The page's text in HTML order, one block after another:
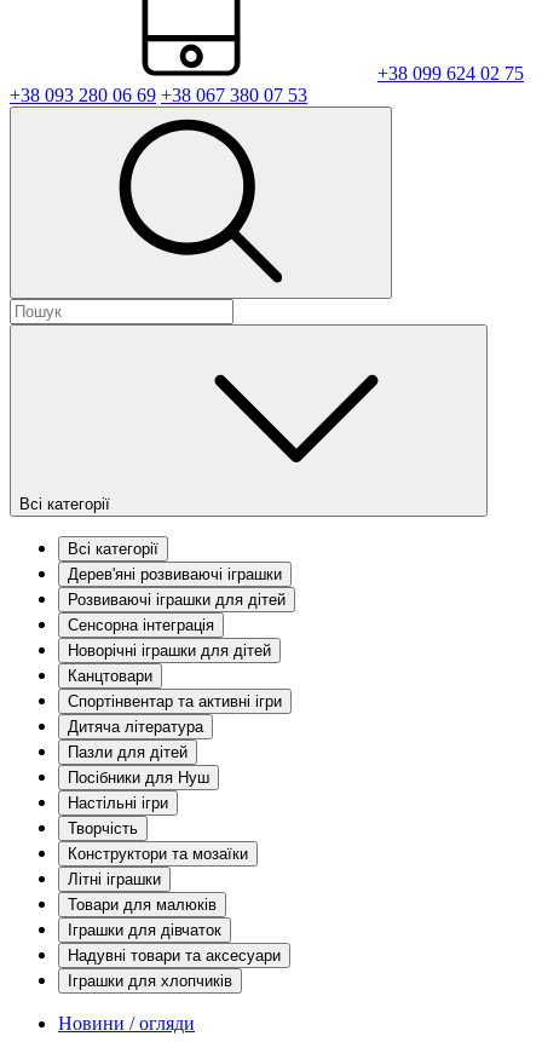
+38 099 624 02 75
+38 093 280 06 69 +38 067 380 07 53
Всі категорії
Всі категорії
Дерев'яні розвиваючі іграшки
Розвиваючі іграшки для дітей
Сенсорна інтеграція
Новорічні іграшки для дітей
Канцтовари
Спортінвентар та активні ігри
Дитяча література
Пазли для дітей
Посібники для Нуш
Настільні ігри
Творчість
Конструктори та мозаїки
Літні іграшки
Товари для малюків
Іграшки для дівчаток
Надувні товари та аксесуари
Іграшки для хлопчиків
Новини / огляди